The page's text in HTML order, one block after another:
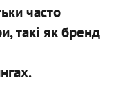
часто
такі як бренд